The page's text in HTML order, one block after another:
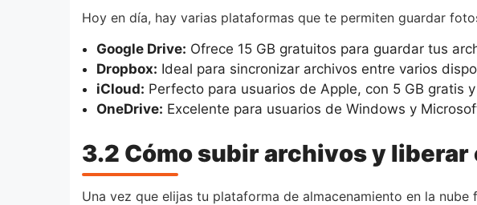
Hoy en día, hay varias plataformas que te permiten guardar
Google Drive: Ofrece 15 GB gratuitos para guardar tus
Dropbox: Ideal para sincronizar archivos entre varios
iCloud: Perfecto para usuarios de Apple, con 5 GB gratis
OneDrive: Excelente para usuarios de Windows y
3.2 Cómo subir archivos y liberar
Una vez que elijas tu plataforma de almacenamiento en la nube